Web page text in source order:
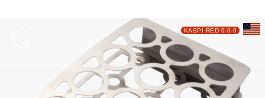
KASPI RED 0-0-6